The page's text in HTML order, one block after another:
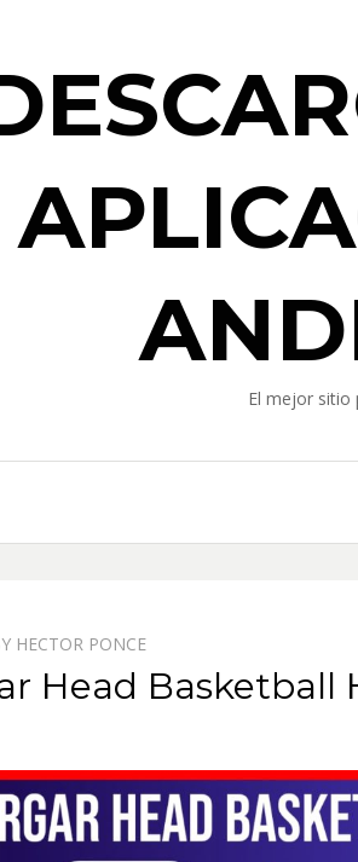
El mejor sitio
HECTOR PONCE
Head Basketball